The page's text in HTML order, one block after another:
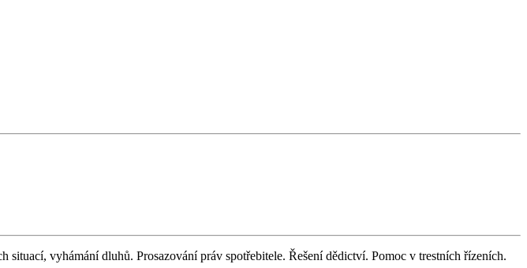
vyhámání dluhů. Prosazování práv spotřebitele. Řešení dědictví. Pomoc v trestních řízeních.